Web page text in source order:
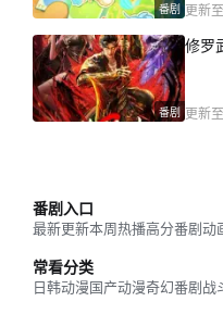
番剧 更新
番剧
修罗
更新
番剧入口
最新更新本周热播高分番剧动
常看分类
日韩动漫国产动漫奇幻番剧战